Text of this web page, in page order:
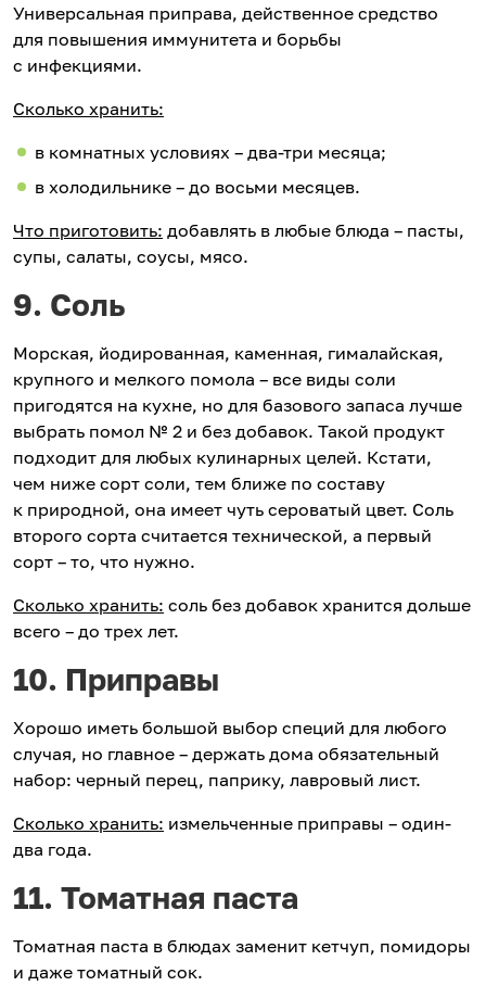
Универсальная приправа, действенное средство
для повышения иммунитета и борьбы
с инфекциями.
Сколько хранить:
в комнатных условиях – два-три месяца;
в холодильнике – до восьми месяцев.
Что приготовить: добавлять в любые блюда – пасты,
супы, салаты, соусы, мясо.
9. Соль
Морская, йодированная, каменная, гималайская,
крупного и мелкого помола – все виды соли
пригодятся на кухне, но для базового запаса лучше
выбрать помол № 2 и без добавок. Такой продукт
подходит для любых кулинарных целей. Кстати,
чем ниже сорт соли, тем ближе по составу
к природной, она имеет чуть сероватый цвет. Соль
второго сорта считается технической, а первый
сорт – то, что нужно.
Сколько хранить: соль без добавок хранится дольше
всего – до трех лет.
10. Приправы
Хорошо иметь большой выбор специй для любого
случая, но главное – держать дома обязательный
набор: черный перец, паприку, лавровый лист.
Сколько хранить: измельченные приправы – один-
два года.
11. Томатная паста
Томатная паста в блюдах заменит кетчуп, помидоры
и даже томатный сок.